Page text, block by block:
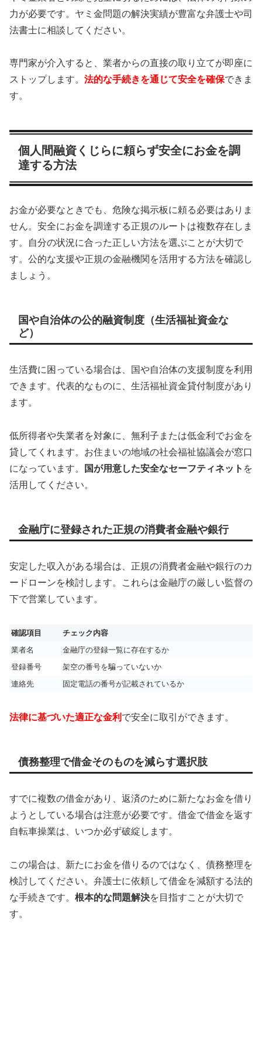
力が必要です。ヤミ金問題の解決実績が豊富な弁護士や司
法書士に相談してください。
専門家が介入すると、業者からの直接の取り立てが即座に
ストップします。 法的な手続きを通じて安全を確保できま
す。
個人間融資くじらに頼らず安全にお金を調
達する方法
お金が必要なときでも、危険な掲示板に頼る必要はありま
せん。安全にお金を調達する正規のルートは複数存在しま
す。自分の状況に合った正しい方法を選ぶことが大切で
す。公的な支援や正規の金融機関を活用する方法を確認し
ましょう。
国や自治体の公的融資制度（生活福祉資金な
ど）
生活費に困っている場合は、国や自治体の支援制度を利用
できます。代表的なものに、生活福祉資金貸付制度があり
ます。
低所得者や失業者を対象に、無利子または低金利でお金を
貸してくれます。お住まいの地域の社会福祉協議会が窓口
になっています。
国が用意した安全なセーフティネット を
活用してください。
金融庁に登録された正規の消費者金融や銀行
安定した収入がある場合は、正規の消費者金融や銀行のカ
ードローンを検討します。これらは金融庁の厳しい監督の
下で営業しています。
確認項目
チェック内容
業者名
金融庁の登録一覧に存在するか
登録番号
架空の番号を騙っていないか
連絡先
固定電話の番号が記載されているか
法律に基づいた適正な金利 で安全に取引ができます。
債務整理で借金そのものを減らす選択肢
すでに複数の借金があり、返済のために新たなお金を借り
ようとしている場合は注意が必要です。借金で借金を返す
自転車操業は、いつか必ず破綻します。
この場合は、新たにお金を借りるのではなく、債務整理を
検討してください。弁護士に依頼して借金を減額する法的
な手続きです。 根本的な問題解決を目指すことが大切で
す。